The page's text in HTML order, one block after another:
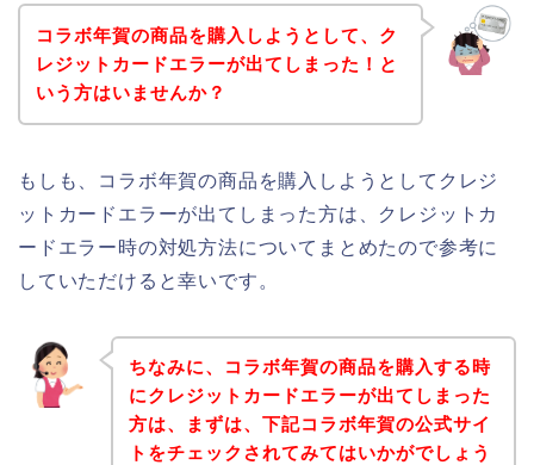
コラボ年賀の商品を購入しようとして、ク
レジットカードエラーが出てしまった！と
いう方はいませんか？
もしも、コラボ年賀の商品を購入しようとしてクレジ
ットカードエラーが出てしまった方は、クレジットカ
ードエラー時の対処方法についてまとめたので参考に
していただけると幸いです。
ちなみに、コラボ年賀の商品を購入する時
にクレジットカードエラーが出てしまった
方は、まずは、下記コラボ年賀の公式サイ
トをチェックされてみてはいかがでしょう